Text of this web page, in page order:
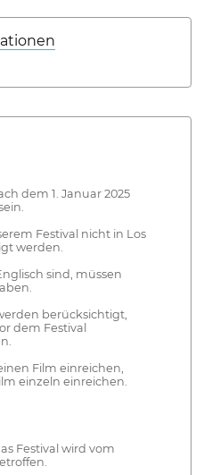
dem 1. Januar 2025
Festival nicht in Los
werden.
sind, müssen
berücksichtigt,
dem Festival
Film einreichen,
einzeln einreichen.
Festival wird vom